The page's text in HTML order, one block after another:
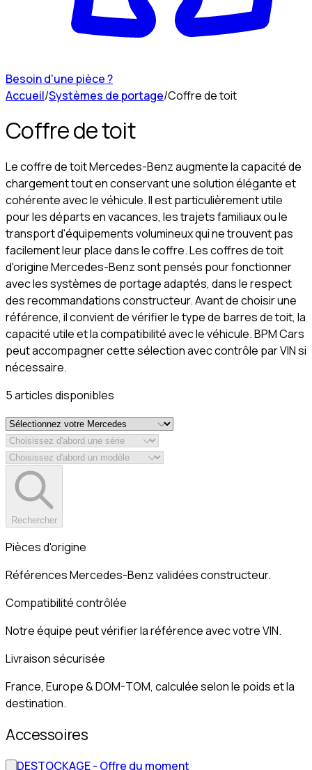
Besoin d'une pièce ?
Accueil/Systèmes de portage/Coffre de toit
Coffre de toit
Le coffre de toit Mercedes-Benz augmente la capacité de
chargement tout en conservant une solution élégante et
cohérente avec le véhicule. Il est particulièrement utile
pour les départs en vacances, les trajets familiaux ou le
transport d'équipements volumineux qui ne trouvent pas
facilement leur place dans le coffre. Les coffres de toit
d'origine Mercedes-Benz sont pensés pour fonctionner
avec les systèmes de portage adaptés, dans le respect
des recommandations constructeur. Avant de choisir une
référence, il convient de vérifier le type de barres de toit, la
capacité utile et la compatibilité avec le véhicule. BPM Cars
peut accompagner cette sélection avec contrôle par VIN si
nécessaire.
5articlesdisponibles
Rechercher
Pièces d'origine
Références Mercedes-Benz validées constructeur.
Compatibilité contrôlée
Notre équipe peut vérifier la référence avec votre VIN.
Livraison sécurisée
France, Europe & DOM-TOM, calculée selon le poids et la
destination.
Accessoires
DESTOCKAGE - Offre du moment